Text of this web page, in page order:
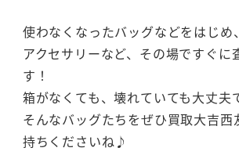
使わなくなったバッグなどをはじめ
アクセサリーなど、その場ですぐに
す！
箱がなくても、壊れていても大丈夫
そんなバッグたちをぜひ買取大吉西
持ちくださいね♪